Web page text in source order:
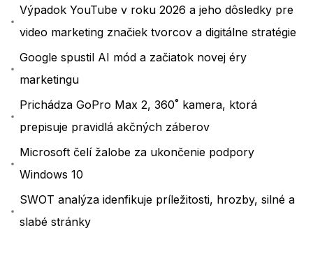
Výpadok YouTube v roku 2026 a jeho dôsledky pre
video marketing značiek tvorcov a digitálne stratégie
Google spustil AI mód a začiatok novej éry
marketingu
Prichádza GoPro Max 2, 360˚ kamera, ktorá
prepisuje pravidlá akčných záberov
Microsoft čelí žalobe za ukončenie podpory
Windows 10
SWOT analýza idenfikuje príležitosti, hrozby, silné a
slabé stránky